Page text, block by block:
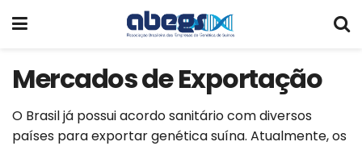
Mercados de Exportação
O Brasil já possui acordo sanitário com diversos
países para exportar genética suína. Atualmente, os